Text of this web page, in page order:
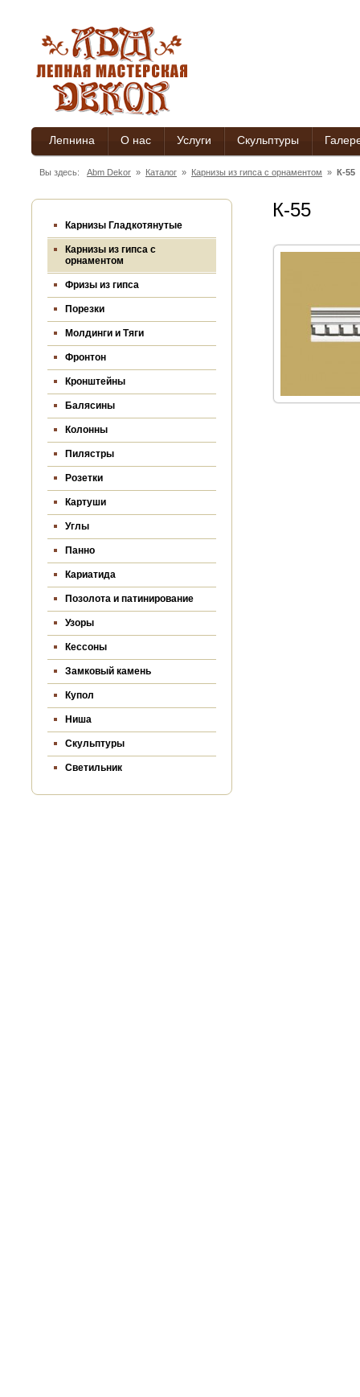
Лепнина О нас Услуги Скульптуры
Вы здесь: Abm Dekor » Каталог » Карнизы из гипса c орнаментом » К-55
Карнизы Гладкотянутые
Карнизы из гипса c
орнаментом
Фризы из гипса
Порезки
Молдинги и Тяги
Фронтон
Кронштейны
Балясины
Колонны
Пилястры
Розетки
Картуши
Углы
Панно
Кариатида
Позолота и патинирование
Узоры
Кессоны
Замковый камень
Купол
Ниша
Скульптуры
Светильник
К-55